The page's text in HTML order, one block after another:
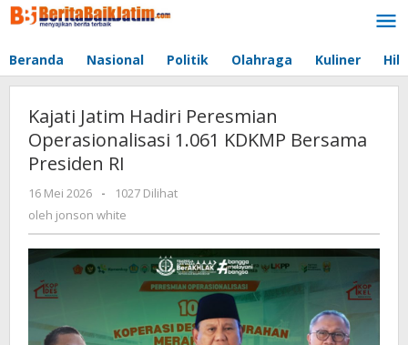
Lewati
ke
Beranda Nasional Politik Olahraga Kuliner
Kajati Jatim Hadiri Peresmian
Operasionalisasi 1.061 KDKMP Bersama
Presiden RI
16 Mei 2026
oleh
jonson
-
1027 Dilihat
oleh jonson white